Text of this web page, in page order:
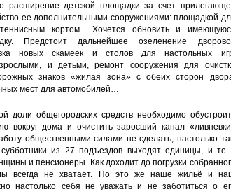
расширение детской площадки за счет
ее дополнительными сооружениями: площадкой
кортом... Хочется обновить и
Предстоит дальнейшее озеленение
новых скамеек и столов для настольных
и детьми, ремонт сооружения для
знаков «жилая зона» с обеих сторон
мест для автомобилей…
доли общегородских средств необходимо
вокруг дома и очистить заросший канал
общественными силами не сделать, настолько
из 27 подъездов выходят единицы, и те
и пенсионеры. Как доходит до погрузки
всегда не хватает. Но это же наше жильё и
настолько себя не уважать и не заботиться о